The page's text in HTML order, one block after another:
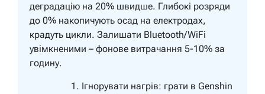
деградацію на 20% швидше. Глибокі розряди
до 0% накопичують осад на електродах,
крадуть цикли. Залишати Bluetooth/WiFi
увімкненими – фонове витрачання 5-10% за
годину.
Ігнорувати нагрів: грати в Genshin